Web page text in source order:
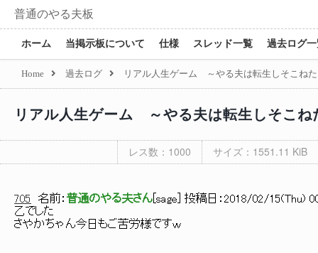
普通のやる夫板
ホーム 当掲示板について 仕様 スレッド一覧 過去ログ
Home 過去ログ リアル人生ゲーム ～やる夫は転生しそこね
リアル人生ゲーム ～やる夫は転生しそこね
レス数：1000 サイズ：1551.11 KiB
705 名前： 普通のやる夫さん sage ] 投稿日： 2018/02/15(Thu)
乙でした
さやかちゃん今日もご苦労様ですｗ